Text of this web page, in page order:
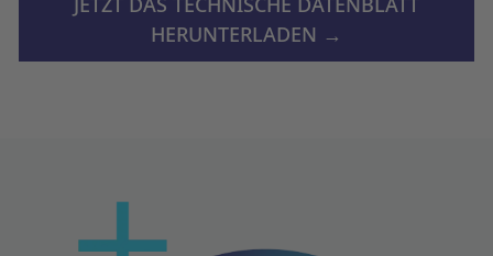
HERUNTERLADEN →